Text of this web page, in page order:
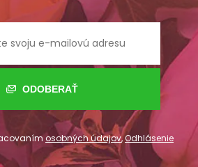
ODOBERAŤ
osobných údajov,Odhlásenie